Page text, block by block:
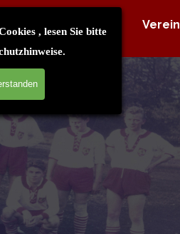
, lesen Sie bitte
.
Home Verein